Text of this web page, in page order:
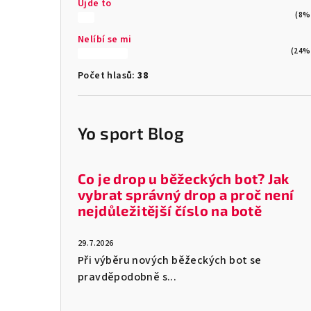
Ujde to
Nelíbí se mi
Počet hlasů:38
Yo sport Blog
Co je drop u běžeckých bot? Jak
vybrat správný drop a proč není
nejdůležitější číslo na botě
29.7.2026
Při výběru nových běžeckých bot se
pravděpodobně s...